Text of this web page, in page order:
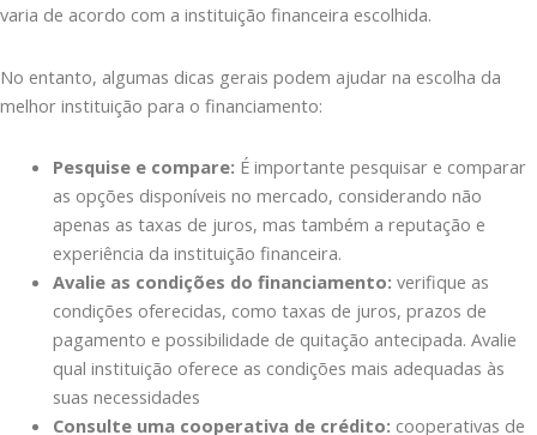
varia de acordo com a instituição financeira escolhida.
No entanto, algumas dicas gerais podem ajudar na escolha da
melhor instituição para o financiamento:
Pesquise e compare: É importante pesquisar e comparar
as opções disponíveis no mercado, considerando não
apenas as taxas de juros, mas também a reputação e
experiência da instituição financeira.
Avalie as condições do financiamento: verifique as
condições oferecidas, como taxas de juros, prazos de
pagamento e possibilidade de quitação antecipada. Avalie
qual instituição oferece as condições mais adequadas às
suas necessidades
Consulte uma cooperativa de crédito: cooperativas de